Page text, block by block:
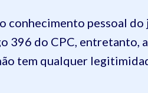
conhecimento pessoal
396 do CPC, entretanto,
tem qualquer